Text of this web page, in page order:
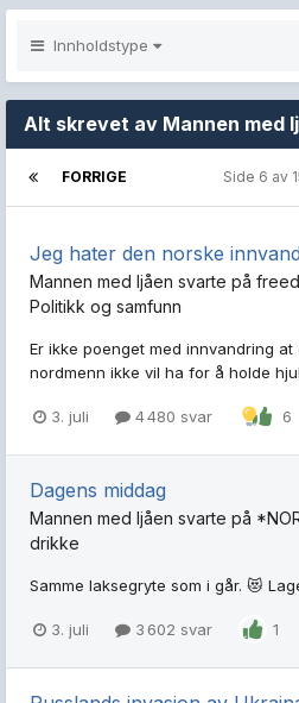
Innholdstype
Alt skrevet av Mannen med
FORRIGE Side 6 av
Jeg hater den norske
Mannen med ljåen svarte på
Politikk og samfunn
Er ikke poenget med innvandring
nordmenn ikke vil ha for å holde
3. juli 4 480 svar 6
Dagens middag
Mannen med ljåen svarte på
drikke
Samme laksegryte som i går. 😻
3. juli 3 602 svar 1